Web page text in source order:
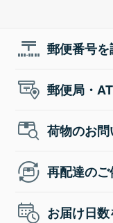
郵便番号
郵便局・
荷物のお
再配達の
お届け日